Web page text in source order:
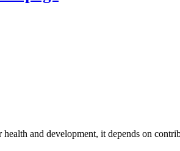
and development, it depends on